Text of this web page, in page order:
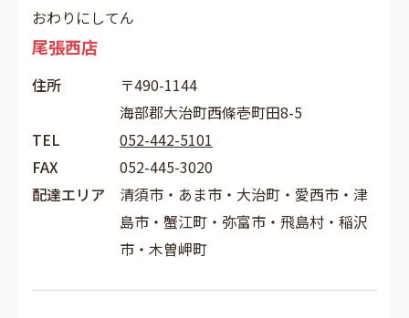
おわりにしてん
尾張西店
住所
〒490-1144
海部郡大治町西條壱町田8-5
TEL
052-442-5101
FAX
052-445-3020
配達エリア
清須市・あま市・大治町・愛西市・津
島市・蟹江町・弥富市・飛島村・稲沢
市・木曽岬町